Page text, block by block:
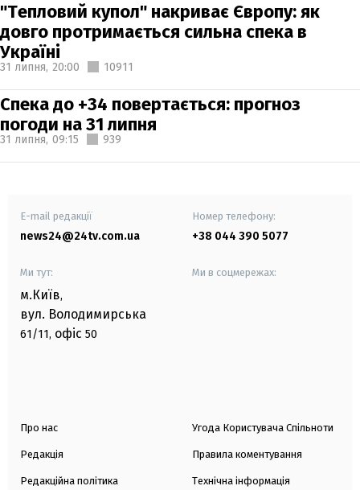
"Тепловий купол" накриває Європу: як
довго протримається сильна спека в
Україні
31 липня, 20:00 10911
Спека до +34 повертається: прогноз
погоди на 31 липня
31 липня, 09:15 939
E-mail редакції
news24@24tv.com.ua
Номер телефону:
+38 044 390 5077
Ми тут:
м.Київ,
вул. Володимирська
61/11, офіс 50
Ми в соцмережах:
Про нас
Редакція
Редакційна політика
Угода Користувача Спільноти
Правила коментування
Технічна інформація